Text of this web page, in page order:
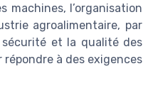
machines, l’organisation
agroalimentaire, par
et la qualité des
à des exigences